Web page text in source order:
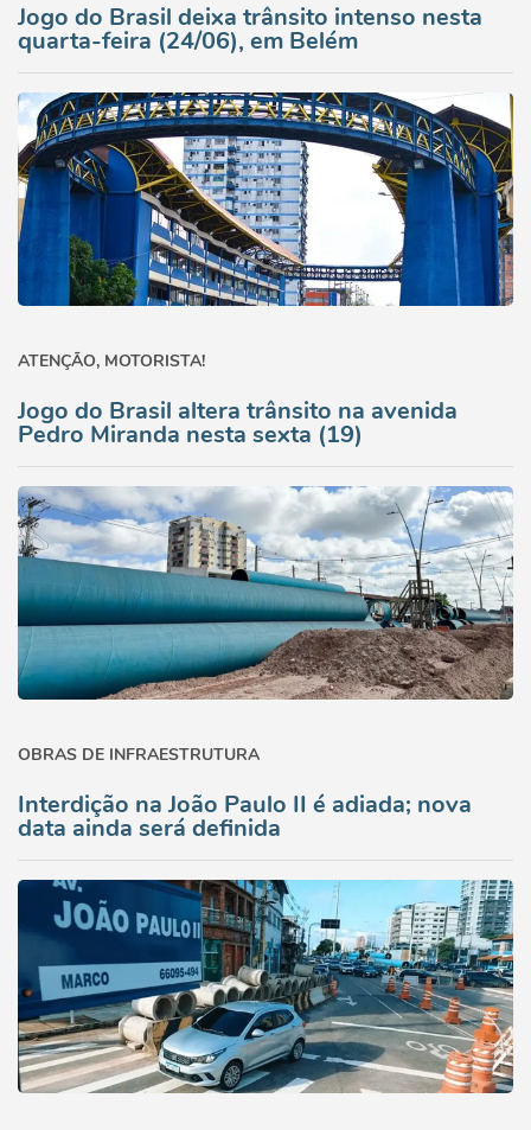
Jogo do Brasil deixa trânsito intenso nesta
quarta-feira (24/06), em Belém
ATENÇÃO, MOTORISTA!
Jogo do Brasil altera trânsito na avenida
Pedro Miranda nesta sexta (19)
OBRAS DE INFRAESTRUTURA
Interdição na João Paulo II é adiada; nova
data ainda será definida